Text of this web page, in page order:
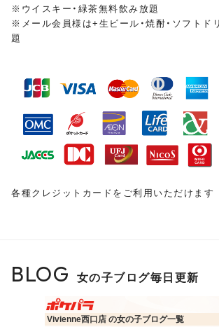
皆様のご来店をスタッフ・キャスト一同、
※ウイスキー・緑茶無料飲み放題
※メール会員様は+生ビール・焼酎・ソフトド
題
各種クレジットカードをご利用いただけます
BLOG 女の子ブログ毎日更新